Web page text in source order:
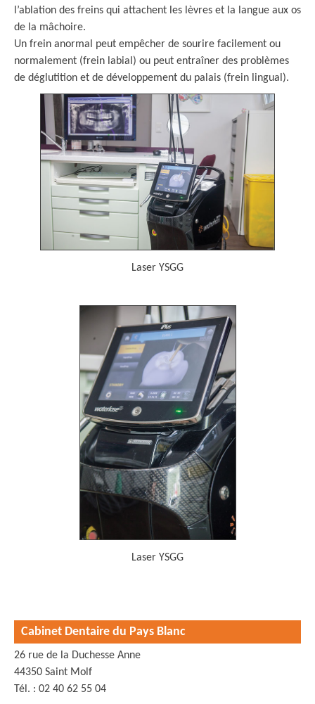
l’ablation des freins qui attachent les lèvres et la langue aux os
de la mâchoire.
Un frein anormal peut empêcher de sourire facilement ou
normalement (frein labial) ou peut entraîner des problèmes
de déglutition et de développement du palais (frein lingual).
Laser YSGG
Laser YSGG
Cabinet Dentaire du Pays Blanc
26 rue de la Duchesse Anne
44350 Saint Molf
Tél. : 02 40 62 55 04